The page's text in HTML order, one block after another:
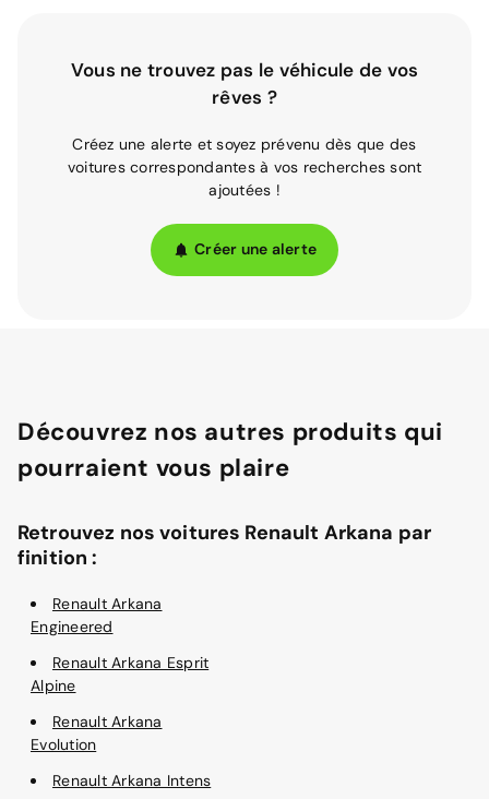
Vous ne trouvez pas le véhicule de vos
rêves ?
Créez une alerte et soyez prévenu dès que des
voitures correspondantes à vos recherches sont
ajoutées !
Créer une alerte
Découvrez nos autres produits qui
pourraient vous plaire
Retrouvez nos voitures Renault Arkana par
finition :
Renault Arkana
Engineered
Renault Arkana Esprit
Alpine
Renault Arkana
Evolution
Renault Arkana Intens